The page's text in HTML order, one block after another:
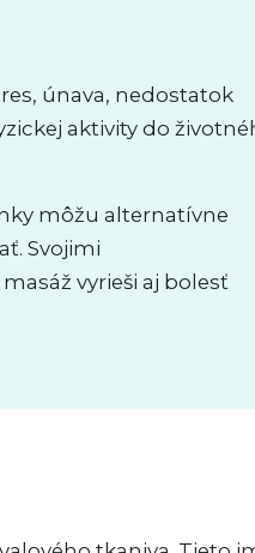
únava, nedostatok
aktivity do
môžu alternatívne
Svojimi
vyrieši aj bolesť